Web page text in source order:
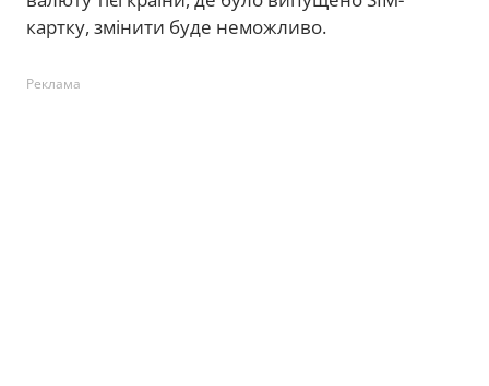
картку, змінити буде неможливо.
Реклама